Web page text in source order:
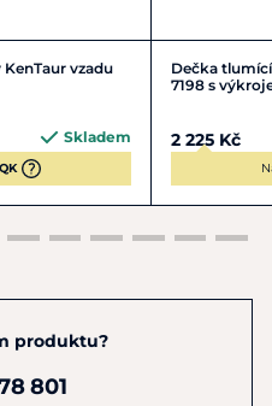
vzadu
Skladem
Dečka
7198 s
2 225 Kč
produktu?
801